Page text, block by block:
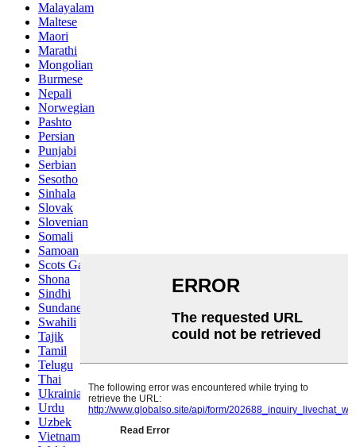
Malayalam
Maltese
Maori
Marathi
Mongolian
Burmese
Nepali
Norwegian
Pashto
Persian
Punjabi
Serbian
Sesotho
Sinhala
Slovak
Slovenian
Somali
Samoan
Scots Gaelic
Shona
Sindhi
Sundanese
Swahili
Tajik
Tamil
Telugu
Thai
Ukrainian
Urdu
Uzbek
Vietnamese